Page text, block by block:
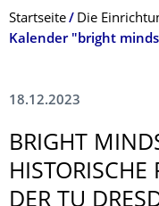
Breadcrumb-Menü
Startseite Die
Kalender "bright
18.12.2023
BRIGHT
DER TU